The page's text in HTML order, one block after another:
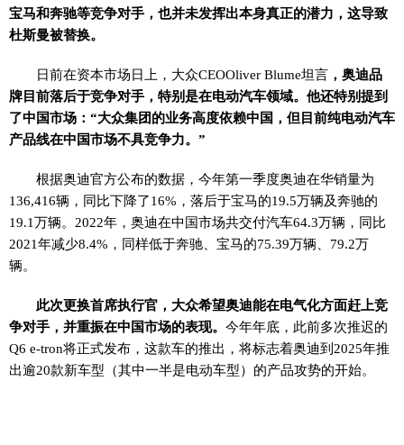
宝马和奔驰等竞争对手，也并未发挥出本身真正的潜力，这导致
杜斯曼被替换。
日前在资本市场日上，大众CEOOliver Blume坦言 ，奥迪品
牌目前落后于竞争对手，特别是在电动汽车领域。他还特别提到
了中国市场：“大众集团的业务高度依赖中国，但目前纯电动汽车
产品线在中国市场不具竞争力。”
根据奥迪官方公布的数据，今年第一季度奥迪在华销量为
136,416辆，同比下降了16%，落后于宝马的19.5万辆及奔驰的
19.1万辆。2022年，奥迪在中国市场共交付汽车64.3万辆，同比
2021年减少8.4%，同样低于奔驰、宝马的75.39万辆、79.2万
辆。
此次更换首席执行官，大众希望奥迪能在电气化方面赶上竞
争对手，并重振在中国市场的表现。 今年年底，此前多次推迟的
Q6 e-tron将正式发布，这款车的推出，将标志着奥迪到2025年推
出逾20款新车型（其中一半是电动车型）的产品攻势的开始。